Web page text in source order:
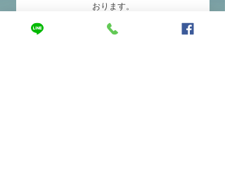
おります。